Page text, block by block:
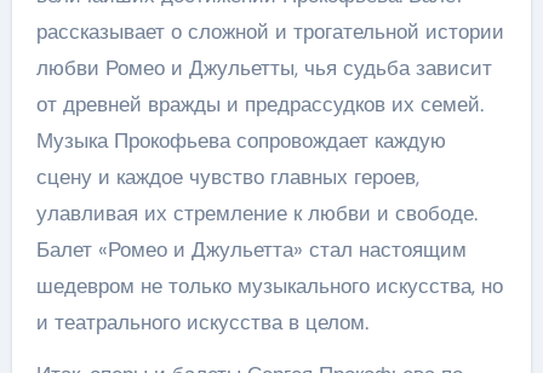
рассказывает о сложной и трогательной истории
любви Ромео и Джульетты, чья судьба зависит
от древней вражды и предрассудков их семей.
Музыка Прокофьева сопровождает каждую
сцену и каждое чувство главных героев,
улавливая их стремление к любви и свободе.
Балет «Ромео и Джульетта» стал настоящим
шедевром не только музыкального искусства, но
и театрального искусства в целом.